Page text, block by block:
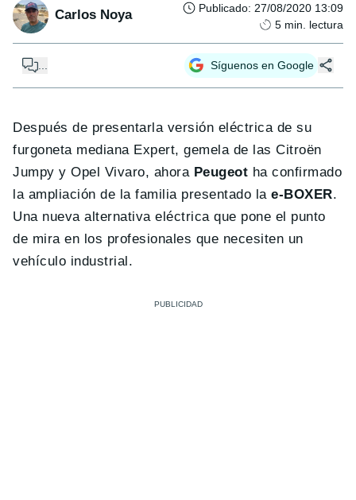
Carlos Noya Publicado: 27/08/2020 13:09
5 min. lectura
Síguenos en Google
Después de presentarla versión eléctrica de su
furgoneta mediana Expert, gemela de las Citroën
Jumpy y Opel Vivaro, ahora Peugeot ha confirmado
la ampliación de la familia presentado lae-BOXER.
Una nueva alternativa eléctrica que pone el punto
de mira en los profesionales que necesiten un
vehículo industrial.